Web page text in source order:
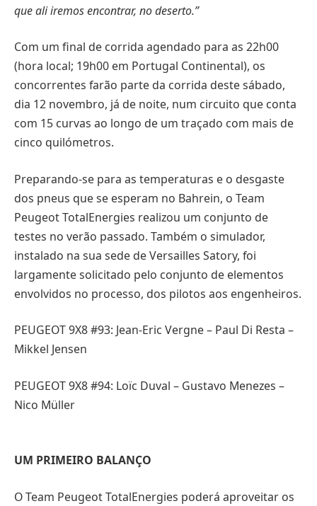
que ali iremos encontrar, no deserto.”
Com um final de corrida agendado para as 22h00
(hora local; 19h00 em Portugal Continental), os
concorrentes farão parte da corrida deste sábado,
dia 12 novembro, já de noite, num circuito que conta
com 15 curvas ao longo de um traçado com mais de
cinco quilómetros.
Preparando-se para as temperaturas e o desgaste
dos pneus que se esperam no Bahrein, o Team
Peugeot TotalEnergies realizou um conjunto de
testes no verão passado. Também o simulador,
instalado na sua sede de Versailles Satory, foi
largamente solicitado pelo conjunto de elementos
envolvidos no processo, dos pilotos aos engenheiros.
PEUGEOT 9X8 #93: Jean-Eric Vergne – Paul Di Resta –
Mikkel Jensen
PEUGEOT 9X8 #94: Loïc Duval – Gustavo Menezes –
Nico Müller
UM PRIMEIRO BALANÇO
O Team Peugeot TotalEnergies poderá aproveitar os